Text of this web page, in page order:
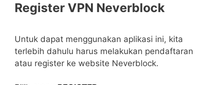
Register VPN Neverblock
Untuk dapat menggunakan aplikasi ini, kita
terlebih dahulu harus melakukan pendaftaran
atau register ke website Neverblock.